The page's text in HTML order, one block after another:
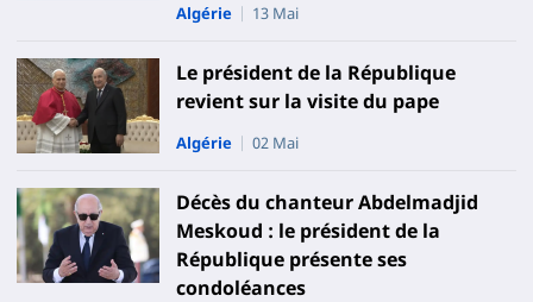
Algérie 13 Mai
Le président de la République
revient sur la visite du pape
Algérie 02 Mai
Décès du chanteur Abdelmadjid
Meskoud : le président de la
République présente ses
condoléances